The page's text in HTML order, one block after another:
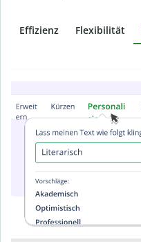
Effizienz Flexibilität
Stelle mit der
% original ist.
und finde fehlende